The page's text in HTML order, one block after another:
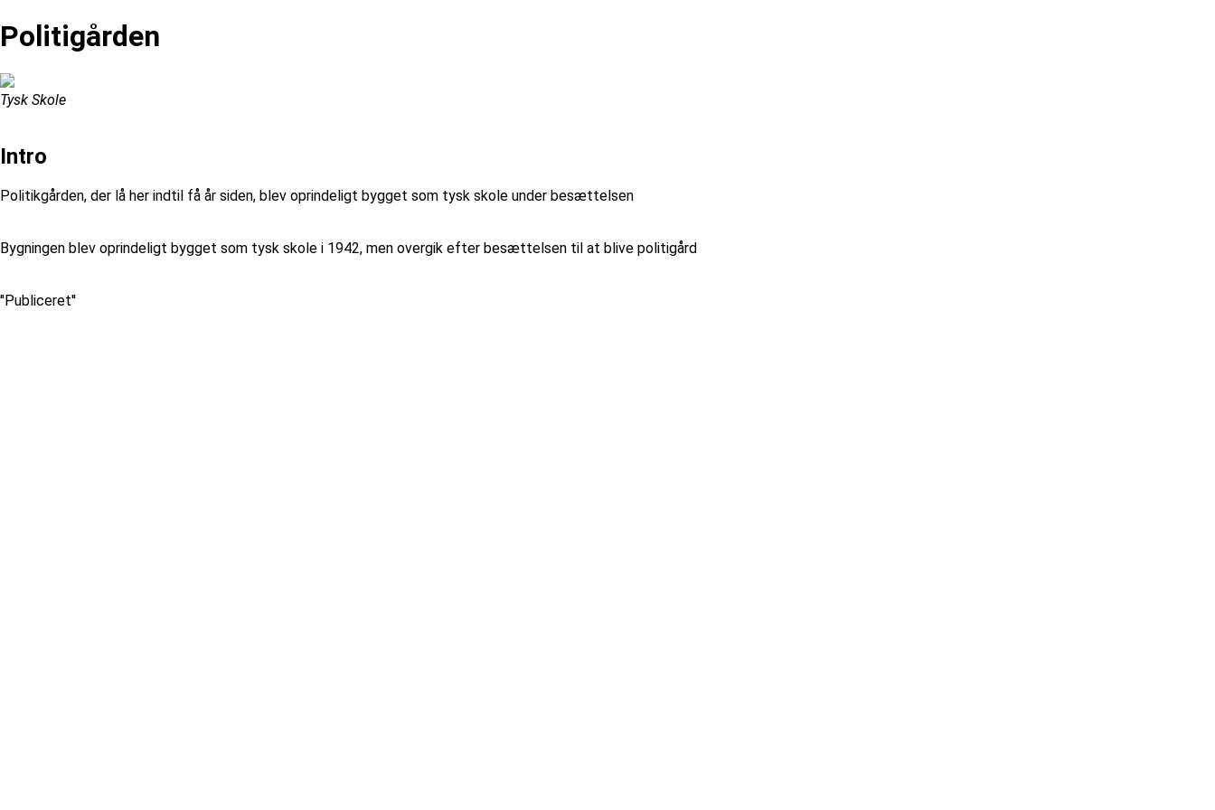
Politigården
Tysk Skole
Intro
Politikgården, der lå her indtil få år siden, blev oprindeligt bygget som tysk skole under besættelsen
Bygningen blev oprindeligt bygget som tysk skole i 1942, men overgik efter besættelsen til at blive politigård
''Publiceret''